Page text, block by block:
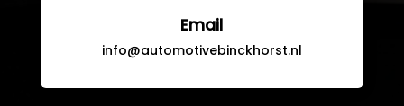
Email
info@automotivebinckhorst.nl